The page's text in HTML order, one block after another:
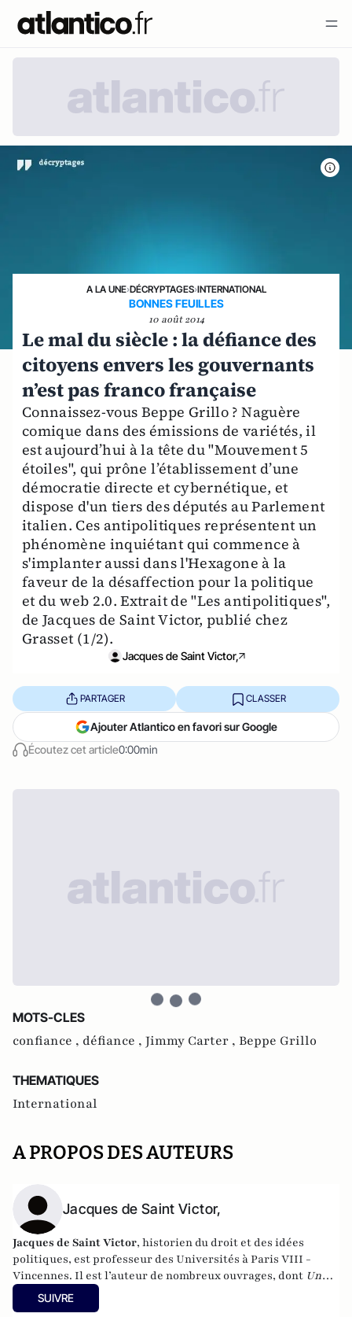
A LA UNE›DÉCRYPTAGES›INTERNATIONAL
BONNES FEUILLES
10 août 2014
Le mal du siècle : la défiance des
citoyens envers les gouvernants
n’est pas franco française
Connaissez-vous Beppe Grillo ? Naguère
comique dans des émissions de variétés, il
est aujourd’hui à la tête du "Mouvement 5
étoiles", qui prône l’établissement d’une
démocratie directe et cybernétique, et
dispose d'un tiers des députés au Parlement
italien. Ces antipolitiques représentent un
phénomène inquiétant qui commence à
s'implanter aussi dans l'Hexagone à la
faveur de la désaffection pour la politique
et du web 2.0. Extrait de "Les antipolitiques",
de Jacques de Saint Victor, publié chez
Grasset (1/2).
Jacques de Saint Victor,
Écoutez cet article0:00min
PARTAGER CLASSER
Ajouter Atlantico en favori sur Google
MOTS-CLES
confiance , défiance , Jimmy Carter , Beppe Grillo
THEMATIQUES
International
A PROPOS DES AUTEURS
Jacques de Saint Victor,
Jacques de Saint Victor, historien du droit et des idées
politiques, est professeur des Universités à Paris VIII -
Vincennes. Il est l’auteur de nombreux ouvrages, dont Un
pouvoir invisible
l'essai de l'Académie française.
SUIVRE